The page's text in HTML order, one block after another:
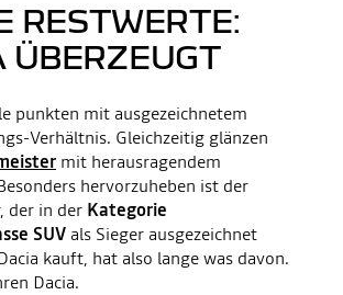
RESTWERTE:
ÜBERZEUGT
punkten mit ausgezeichnetem
Verhältnis. Gleichzeitig glänzen
mit herausragendem
hervorzuheben ist der
der in der Kategorie
SUV als Sieger ausgezeichnet
kauft, hat also lange was davon.
Dacia.